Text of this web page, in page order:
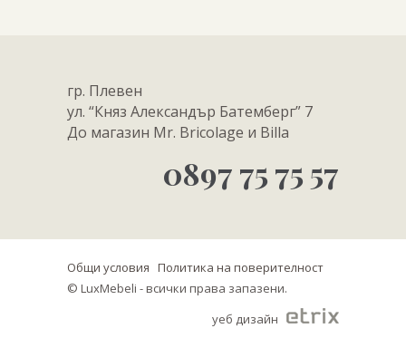
гр. Плевен
ул. “Княз Александър Батемберг” 7
До магазин Mr. Bricolage и Billa
0897 75 75 57
Общи условия Политика на поверителност
© LuxMebeli - всички права запазени.
уеб дизайн